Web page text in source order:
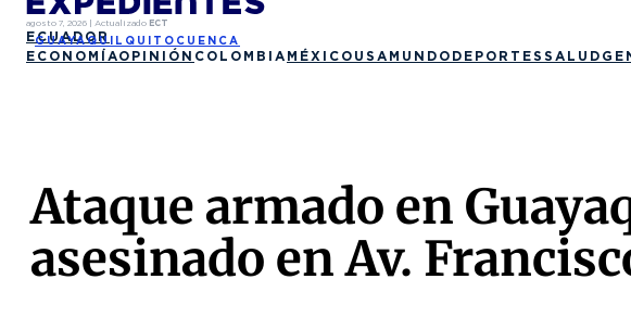
agosto 7, 2026 | Actualizado ECT
ECUADOR
GUAYAQUIL QUITO CUENCA
ECONOMÍAOPINIÓN COLOMBIA MÉXICO USA MUNDO DEPORTES SALUD
Ataque armado en
asesinado en Av.